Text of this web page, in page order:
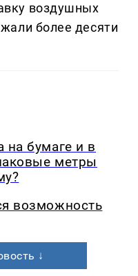
воздушных
более десяти
на бумаге и в
метры
возможность
↓